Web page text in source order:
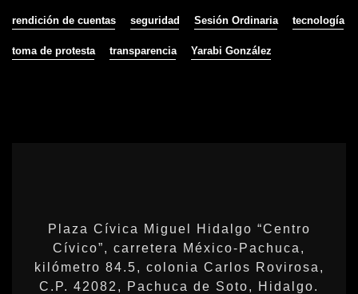
rendición de cuentas seguridad Sesión Ordinaria tecnología
toma de protesta transparencia Yarabi González
Plaza Cívica Miguel Hidalgo “Centro
Cívico”, carretera México-Pachuca,
kilómetro 84.5, colonia Carlos Rovirosa,
C.P. 42082, Pachuca de Soto, Hidalgo.